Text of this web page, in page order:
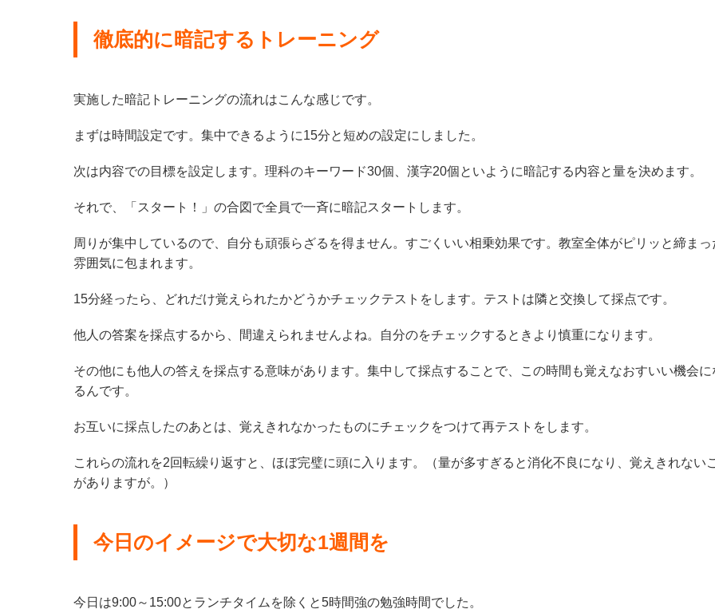
徹底的に暗記するトレーニング
実施した暗記トレーニングの流れはこんな感じです。
まずは時間設定です。集中できるように15分と短めの設定にしました。
次は内容での目標を設定します。理科のキーワード30個、漢字20個といように暗記する内容と量を決めます。
それで、「スタート！」の合図で全員で一斉に暗記スタートします。
周りが集中しているので、自分も頑張らざるを得ません。すごくいい相乗効果です。教室全体がピリッと締まっ
雰囲気に包まれます。
15分経ったら、どれだけ覚えられたかどうかチェックテストをします。テストは隣と交換して採点です。
他人の答案を採点するから、間違えられませんよね。自分のをチェックするときより慎重になります。
その他にも他人の答えを採点する意味があります。集中して採点することで、この時間も覚えなおすいい機会に
るんです。
お互いに採点したのあとは、覚えきれなかったものにチェックをつけて再テストをします。
これらの流れを2回転繰り返すと、ほぼ完璧に頭に入ります。（量が多すぎると消化不良になり、覚えきれない
がありますが。）
今日のイメージで大切な1週間を
今日は9:00～15:00とランチタイムを除くと5時間強の勉強時間でした。